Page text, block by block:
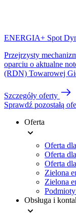
ENERGIA+ Spot
Przejrzysty
oparciu o aktualne
(RDN) Towarowej
Szczegóły oferty
Sprawdź pozostałą
Menu
Oferta
Oferta
Oferta
Oferta
Zielona
Zielona
Obsługa i